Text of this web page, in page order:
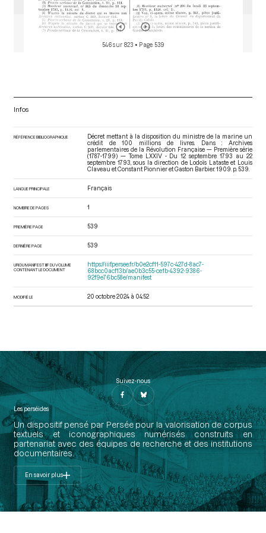
546 sur 823 • Page 539
Infos
RÉFÉRENCE BIBLIOGRAPHIQUE
Décret mettant à la disposition du ministre de la marine un
crédit de 100 millions de livres. Dans : Archives
parlementaires de la Révolution Française — Première série
(1787-1799) — Tome LXXIV - Du 12 septembre 1793 au 22
septembre 1793 , sous la direction de Lodoïs Lataste et Louis
Claveau et Constant Pionnier et Gaston Barbier. 1909. p. 539.
LANGUE PRINCIPALE Français
NOMBRE DE PAGES 1
PREMIÈRE PAGE 539
DERNIÈRE PAGE 539
URI DU MANIFEST IIIF DU VOLUME
CONTENANT LE DOCUMENT
https://iiif.persee.fr/b0e2cf11-597c-427d-8ac7-
68bcc0acf13b/ae0b3c55-ce1b-4392-9386-
92f9e76bc58e/manifest
MODIFIÉ LE 20 octobre 2024 à 04:52
Suivez-nous
Les perséides
Un dispositif pensé par Persée pour la valorisation de corpus
textuels et iconographiques numérisés construits en
partenariat avec des équipes de recherche et des institutions
documentaires.
En savoir plus